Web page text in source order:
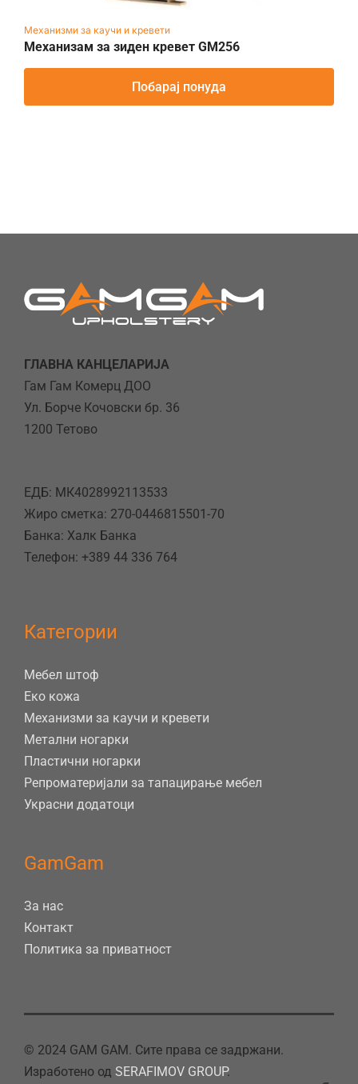
Механизми за каучи и кревети
Механизам за зиден кревет GM256
Побарај понуда
ГЛАВНА КАНЦЕЛАРИЈА
Гам Гам Комерц ДОО
Ул. Борче Кочовски бр. 36
1200 Тетово
ЕДБ: МК4028992113533
Жиро сметка: 270-0446815501-70
Банка: Халк Банка
Телефон: +389 44 336 764
Категории
Мебел штоф
Еко кожа
Механизми за каучи и кревети
Метални ногарки
Пластични ногарки
Репроматеријали за тапацирање мебел
Украсни додатоци
GamGam
За нас
Контакт
Политика за приватност
© 2024 GAM GAM. Сите права се задржани.
Изработено од SERAFIMOV GROUP.